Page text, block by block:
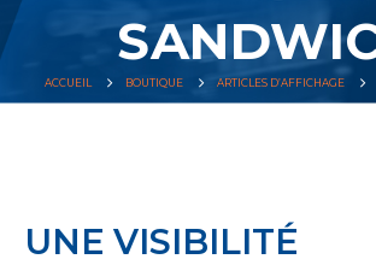
ACCUEIL BOUTIQUE ARTICLES D’AFFICHAGE
UNE VISIBILITÉ